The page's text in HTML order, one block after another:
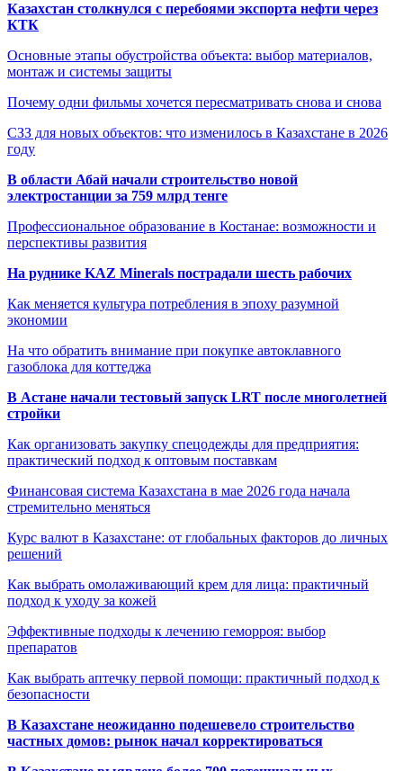
Казахстан столкнулся с перебоями экспорта нефти через
КТК
Основные этапы обустройства объекта: выбор материалов,
монтаж и системы защиты
Почему одни фильмы хочется пересматривать снова и снова
СЗЗ для новых объектов: что изменилось в Казахстане в 2026
году
В области Абай начали строительство новой
электростанции за 759 млрд тенге
Профессиональное образование в Костанае: возможности и
перспективы развития
На руднике KAZ Minerals пострадали шесть рабочих
Как меняется культура потребления в эпоху разумной
экономии
На что обратить внимание при покупке автоклавного
газоблока для коттеджа
В Астане начали тестовый запуск LRT после многолетней
стройки
Как организовать закупку спецодежды для предприятия:
практический подход к оптовым поставкам
Финансовая система Казахстана в мае 2026 года начала
стремительно меняться
Курс валют в Казахстане: от глобальных факторов до личных
решений
Как выбрать омолаживающий крем для лица: практичный
подход к уходу за кожей
Эффективные подходы к лечению геморроя: выбор
препаратов
Как выбрать аптечку первой помощи: практичный подход к
безопасности
В Казахстане неожиданно подешевело строительство
частных домов: рынок начал корректироваться